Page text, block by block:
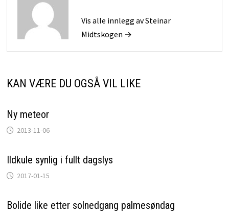
Vis alle innlegg av Steinar
Midtskogen →
KAN VÆRE DU OGSÅ VIL LIKE
Ny meteor
2013-11-06
Ildkule synlig i fullt dagslys
2017-01-15
Bolide like etter solnedgang palmesøndag